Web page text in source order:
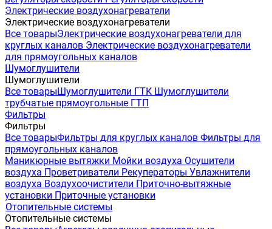
Электрические воздухонагреватели
Электрические воздухонагреватели
Все товарыЭлектрические воздухонагреватели для
круглых каналов Электрические воздухонагреватели
для прямоугольных каналов
Шумоглушители
Шумоглушители
Все товарыШумоглушители ГТК Шумоглушители
трубчатые прямоугольные ГТП
Фильтры
Фильтры
Все товарыФильтры для круглых каналов Фильтры для
прямоугольных каналов
Маникюрные вытяжки Мойки воздуха Осушители
воздуха Проветриватели Рекуператоры Увлажнители
воздуха Воздухоочистители Приточно-вытяжные
установки Приточные установки
Отопительные системы
Отопительные системы